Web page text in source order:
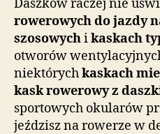
Daszków raczej nie
rowerowych do jazdy
szosowychikaskach
otworów
niektórychkaskach
kask rowerowy z
sportowych okularów
jeździsz na rowerze w